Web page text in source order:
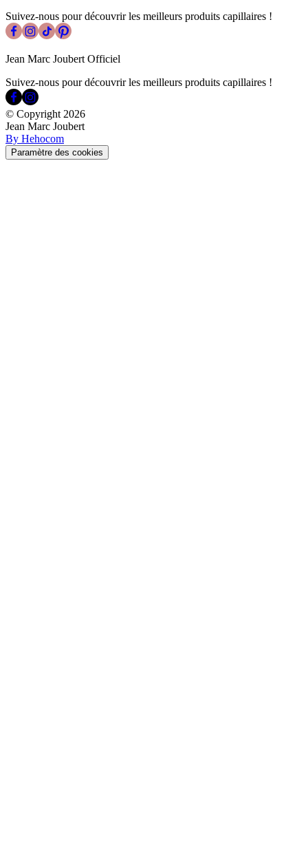
Suivez-nous pour découvrir les meilleurs produits capillaires !
Jean Marc Joubert Officiel
Suivez-nous pour découvrir les meilleurs produits capillaires !
© Copyright 2026
Jean Marc Joubert
By Hehocom
Paramètre des cookies